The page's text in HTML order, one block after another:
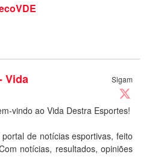
Sigam
Vida
vindo ao Vida Destra Esportes!
de notícias esportivas, feito
notícias, resultados, opiniões